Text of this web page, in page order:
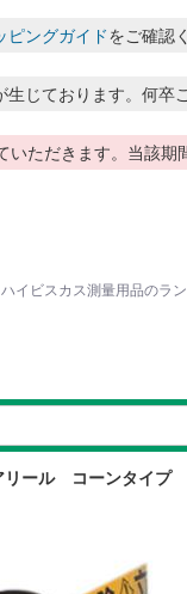
ピングガイドをご確認
じております。何
ただきます。当該
ビスカス測量用品のラ
リール コーンタイプ